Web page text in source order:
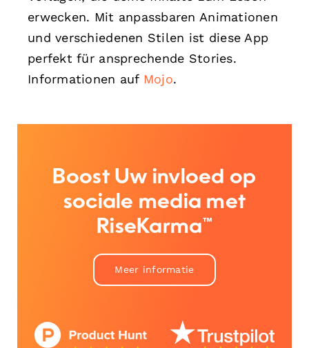
erwecken. Mit anpassbaren Animationen
und verschiedenen Stilen ist diese App
perfekt für ansprechende Stories.
Informationen auf Mojo.
Boost Uw invloed op
sociale media met
RiseKarma™
Meer informatie